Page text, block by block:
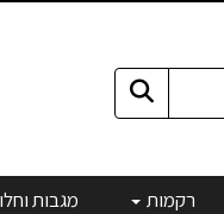
רקמות מגבות